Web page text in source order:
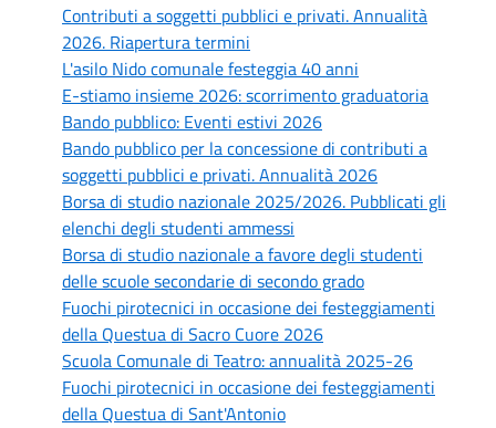
Contributi a soggetti pubblici e privati. Annualità
2026. Riapertura termini
L'asilo Nido comunale festeggia 40 anni
E-stiamo insieme 2026: scorrimento graduatoria
Bando pubblico: Eventi estivi 2026
Bando pubblico per la concessione di contributi a
soggetti pubblici e privati. Annualità 2026
Borsa di studio nazionale 2025/2026. Pubblicati gli
elenchi degli studenti ammessi
Borsa di studio nazionale a favore degli studenti
delle scuole secondarie di secondo grado
Fuochi pirotecnici in occasione dei festeggiamenti
della Questua di Sacro Cuore 2026
Scuola Comunale di Teatro: annualità 2025-26
Fuochi pirotecnici in occasione dei festeggiamenti
della Questua di Sant'Antonio